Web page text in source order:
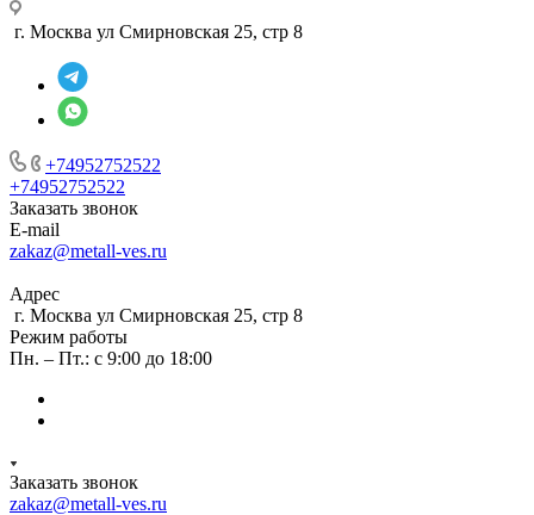
г. Москва ул Смирновская 25, стр 8
+74952752522
+74952752522
Заказать звонок
E-mail
zakaz@metall-ves.ru
Адрес
г. Москва ул Смирновская 25, стр 8
Режим работы
Пн. – Пт.: с 9:00 до 18:00
Заказать звонок
zakaz@metall-ves.ru